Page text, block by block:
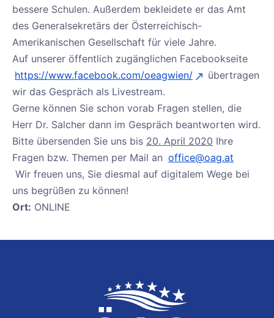
bessere Schulen. Außerdem bekleidete er das Amt
des Generalsekretärs der Österreichisch-
Amerikanischen Gesellschaft für viele Jahre.
Auf unserer öffentlich zugänglichen Facebookseite
https://www.facebook.com/oeagwien/
übertragen
wir das Gespräch als Livestream.
Gerne können Sie schon vorab Fragen stellen, die
Herr Dr. Salcher dann im Gespräch beantworten wird.
Bitte übersenden Sie uns bis 20. April 2020 Ihre
Fragen bzw. Themen per Mail an office@oag.at
Wir freuen uns, Sie diesmal auf digitalem Wege bei
uns begrüßen zu können!
Ort: ONLINE